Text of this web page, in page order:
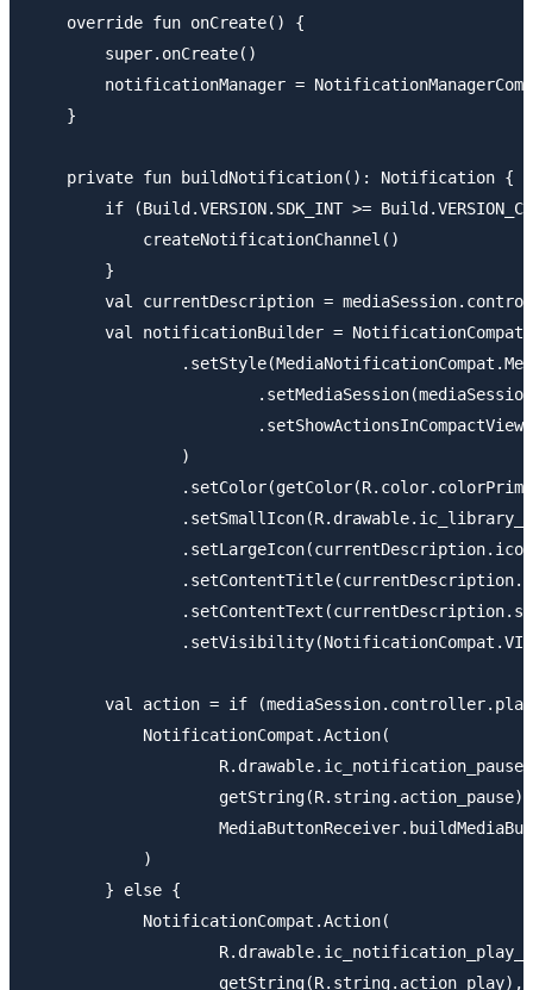
    override fun onCreate() {
        super.onCreate()
notificationManager =
    }
    private fun buildNotification(): Notification {
if (Build.VERSION.SDK_INT >=
            createNotificationChannel()
        }
val currentDescription =
val notificationBuilder =
                )
val action = if
            NotificationCompat.Action(
                    R.drawable.ic_notification_pause,
                    getString(R.string.action_pause),
            )
        } else {
            NotificationCompat.Action(
                    getString(R.string.action_play),